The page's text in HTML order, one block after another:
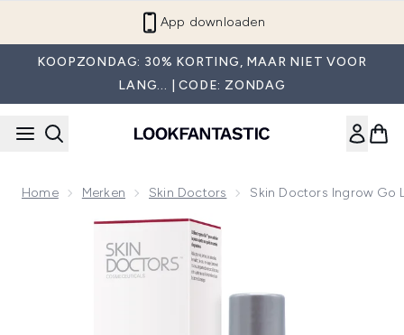
App downloaden
KOOPZONDAG: 30% KORTING, MAAR NIET VOOR
LANG... | CODE: ZONDAG
Home Merken Skin Doctors Skin Doctors Ingrow Go
Now showing image 1 Skin Doctors Ingrow Go Lotion (120